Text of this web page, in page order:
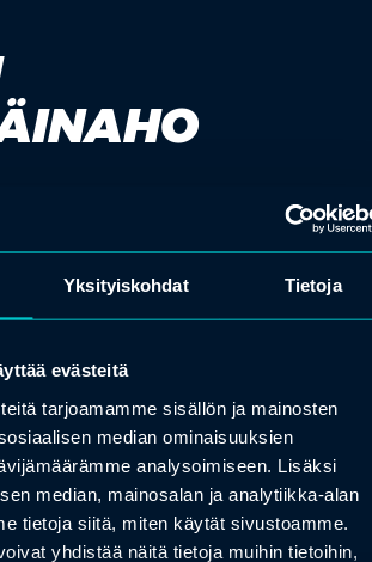
Yksityiskohdat Tietoja
evästeitä
tarjoamamme sisällön ja mainosten
median ominaisuuksien
analysoimiseen. Lisäksi
median, mainosalan ja analytiikka-alan
tietoja siitä, miten käytät sivustoamme.
yhdistää näitä tietoja muihin tietoihin,